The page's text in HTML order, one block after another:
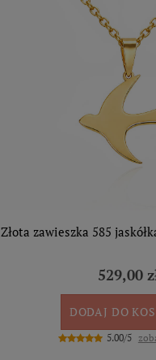
Złota zawieszka 585
529,00
DODAJ DO
5.00/5